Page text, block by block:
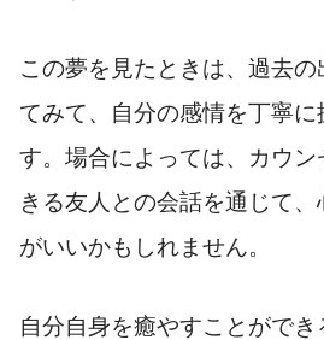
この夢を見たときは、過去
てみて、自分の感情を丁寧
す。場合によっては、カウ
きる友人との会話を通じて
がいいかもしれません。
自分自身を癒やすことがで